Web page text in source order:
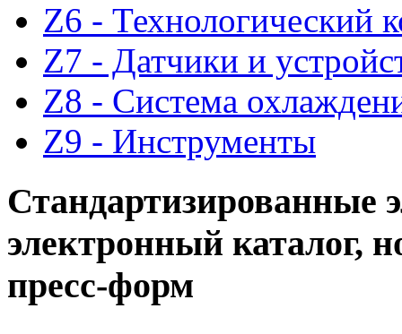
Z6 - Технологический
Z7 - Датчики и
Z8 - Система
Z9 - Инструменты
Стандартизированные
электронный каталог,
пресс-форм